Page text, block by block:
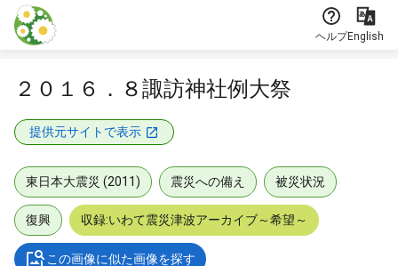
本文に飛ぶ
ヘルプEnglish
２０１６．８諏訪神社例大祭
提供元サイトで表示
東日本大震災 (2011) 震災への備え 被災状況
復興 収録:いわて震災津波アーカイブ～希望～
この画像に似た画像を探す